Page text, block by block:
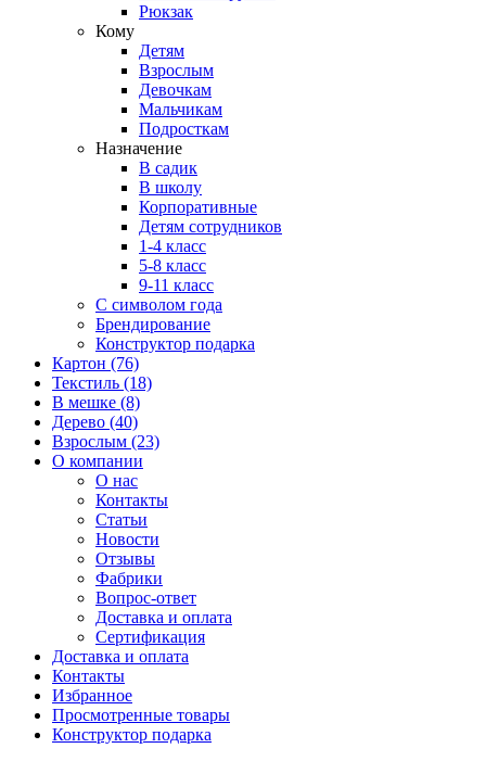
Рюкзак
Кому
Детям
Взрослым
Девочкам
Мальчикам
Подросткам
Назначение
В садик
В школу
Корпоративные
Детям сотрудников
1-4 класс
5-8 класс
9-11 класс
С символом года
Брендирование
Конструктор подарка
Картон (76)
Текстиль (18)
В мешке (8)
Дерево (40)
Взрослым (23)
О компании
О нас
Контакты
Статьи
Новости
Отзывы
Фабрики
Вопрос-ответ
Доставка и оплата
Сертификация
Доставка и оплата
Контакты
Избранное
Просмотренные товары
Конструктор подарка